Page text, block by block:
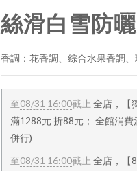
絲滑白雪防
香調：花香調、綜合水果香調、
至08/31 16:00截止 全店，【
滿1288元 折88元； 全館消
併行)
至08/31 16:00截止 全店，【